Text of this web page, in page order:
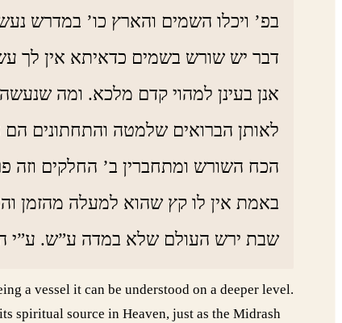
בפ’ ויכלו השמים והארץ כו’ במדרש
דבר יש שורש בשמים כדאיתא אין לך
אנן בעינן למהוי קדם מלכא. ומה
לאותן הברואים שלמטה והתחתונים הם
הכח השורש ומתחברין ב’ החלקים
באמת אין לו קץ שהוא למעלה מהזמן
שבת ירש העולם שלא במדה ע”ש. ע”י
a vessel it can be understood on a deeper level.
spiritual source in Heaven, just as the Midrash